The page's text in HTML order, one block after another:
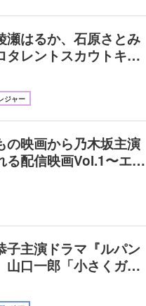
瀬はるか、石原さとみ
タレントスカウトキ…
ジャー
の映画から乃木坂主演
る配信映画Vol.1〜エ…
子主演ドラマ『ルパン
口一郎「小さくガ…